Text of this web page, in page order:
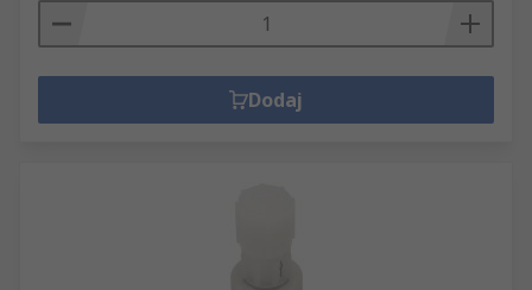
Dodaj